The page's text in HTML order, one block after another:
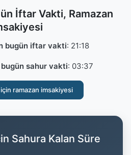
İftar Vakti, Ramazan
bugün iftar vakti: 21:18
sahur vakti: 03:37
ramazan imsakiyesi
Sahura Kalan Süre